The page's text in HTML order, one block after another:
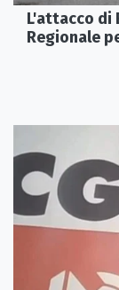
L'attacco di
Regionale